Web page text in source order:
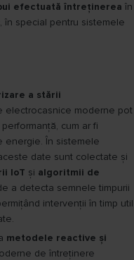
efectuată întreținerea în
în special pentru sistemele
a stării
electrocasnice moderne pot
cum ar fi
energie. În sistemele
date sunt colectate și
IoT și algoritmii de
a detecta semnele timpurii
intervenții în timp util
metodele reactive și
de întreținere